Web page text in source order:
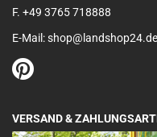
F. +49 3765 718888
E-Mail: shop@landshop24.de
VERSAND &